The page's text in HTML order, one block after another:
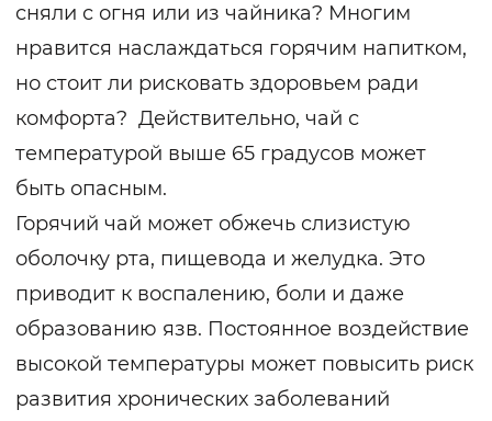
сняли с огня или из чайника? Многим
нравится наслаждаться горячим напитком,
но стоит ли рисковать здоровьем ради
комфорта? Действительно, чай с
температурой выше 65 градусов может
быть опасным.
Горячий чай может обжечь слизистую
оболочку рта, пищевода и желудка. Это
приводит к воспалению, боли и даже
образованию язв. Постоянное воздействие
высокой температуры может повысить риск
развития хронических заболеваний